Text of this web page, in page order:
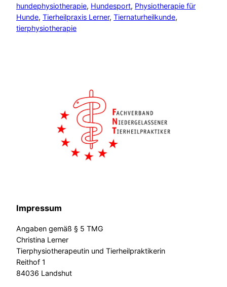
hundephysiotherapie, Hundesport, Physiotherapie für
Hunde, Tierheilpraxis Lerner, Tiernaturheilkunde
tierphysiotherapie
Impressum
Angaben gemäß § 5 TMG
Christina Lerner
Tierphysiotherapeutin und Tierheilpraktikerin
Reithof 1
84036 Landshut